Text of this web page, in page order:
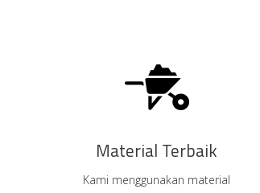
Material Terbaik
Kami menggunakan material